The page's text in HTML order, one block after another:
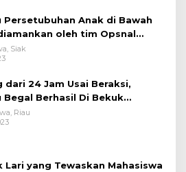
Persetubuhan Anak di Bawah
oleh tim Opsnal
Tualang-Polres Siak-Polda Riau
Siak
dari 24 Jam Usai Beraksi,
Begal Berhasil Di Bekuk
Polres Kuansing
Riau
Lari yang Tewaskan Mahasiswa